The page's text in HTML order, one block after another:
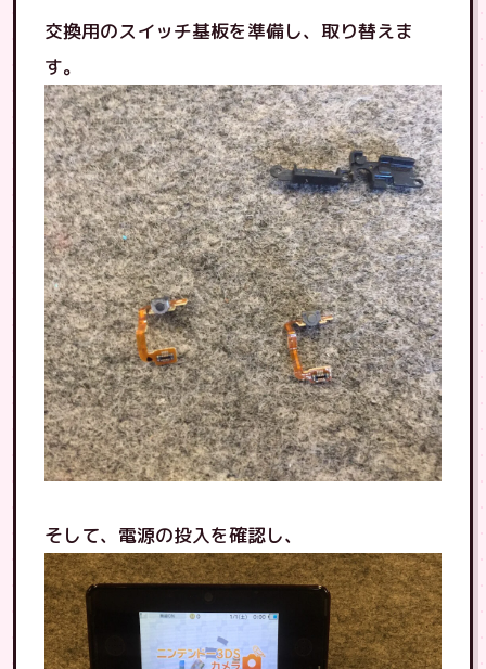
交換用のスイッチ基板を準備し、取り替えま
す。
そして、電源の投入を確認し、